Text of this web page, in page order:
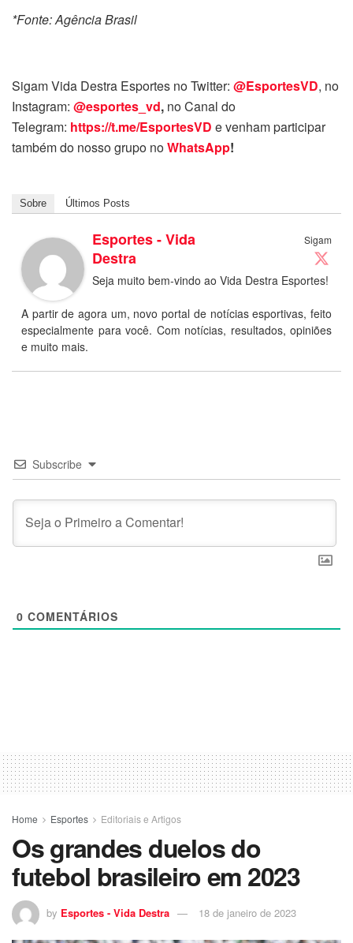
*Fonte: Agência Brasil
Sigam Vida Destra Esportes no Twitter: @EsportesVD, no
Instagram: @esportes_vd, no Canal do
Telegram: https://t.me/EsportesVD e venham participar
também do nosso grupo noWhatsApp!
Sobre Últimos Posts
Sigam
Esportes - Vida
Destra
Seja muito bem-vindo ao Vida Destra Esportes!
A partir de agora um, novo portal de notícias esportivas, feito
especialmente para você. Com notícias, resultados, opiniões
e muito mais.
Subscribe
0 COMENTÁRIOS
Home Esportes Editoriais e Artigos
Os grandes duelos do
futebol brasileiro em 2023
by Esportes - Vida Destra 18 de janeiro de 2023